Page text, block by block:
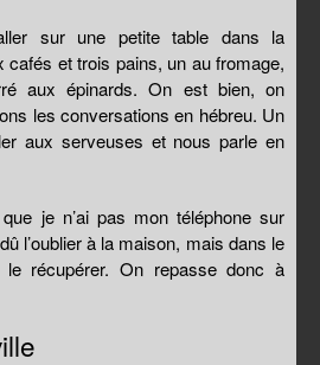
sur une petite table dans la
cafés et trois pains, un au fromage,
aux épinards. On est bien, on
les conversations en hébreu. Un
aux serveuses et nous parle en
je n’ai pas mon téléphone sur
l’oublier à la maison, mais dans le
récupérer. On repasse donc à